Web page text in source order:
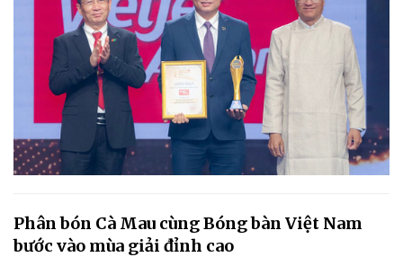
Phân bón Cà Mau cùng Bóng bàn Việt Nam
bước vào mùa giải đỉnh cao